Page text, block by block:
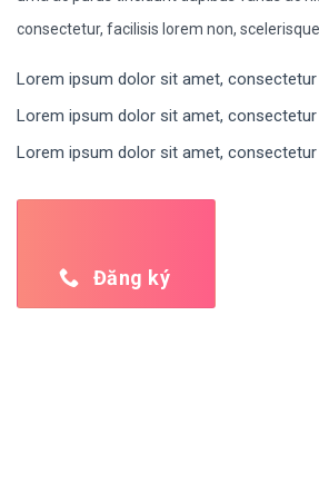
consectetur, facilisis lorem non, scelerisque
Lorem ipsum dolor sit amet,
Lorem ipsum dolor sit amet,
Lorem ipsum dolor sit amet,
Đăng ký